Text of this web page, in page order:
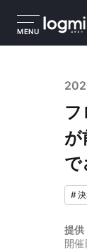
MENU
が
で
#
提供
開催